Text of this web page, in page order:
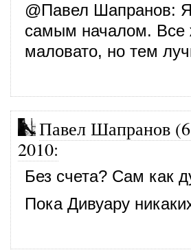
@Павел Шапранов:
самым началом.
маловато, но тем
Павел Шапранов
2010:
Без счета? Сам как
Пока Дивуару